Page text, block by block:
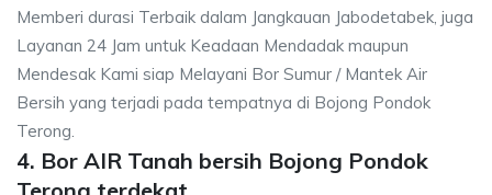
Memberi durasi Terbaik dalam Jangkauan Jabodetabek, juga
Layanan 24 Jam untuk Keadaan Mendadak maupun
Mendesak Kami siap Melayani Bor Sumur / Mantek Air
Bersih yang terjadi pada tempatnya di Bojong Pondok
Terong.
4. Bor AIR Tanah bersih Bojong Pondok